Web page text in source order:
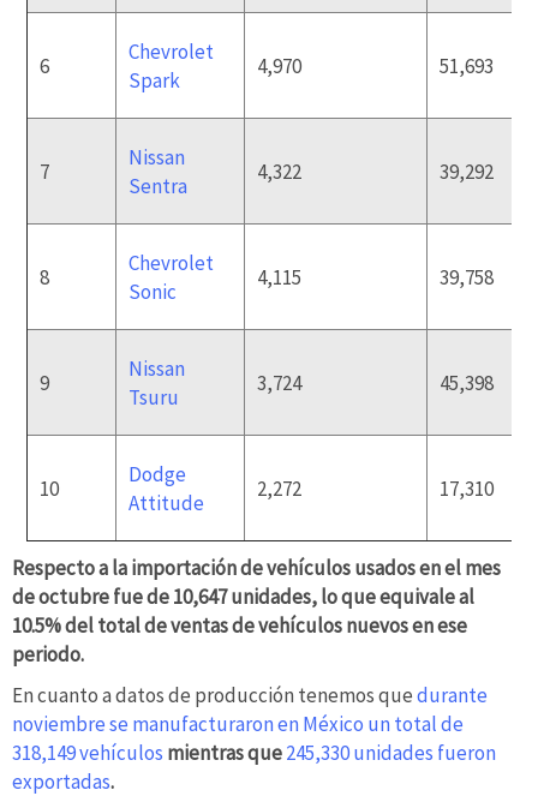
6
Chevrolet
Spark
4,970 51,693
7
Nissan
Sentra
4,322 39,292
8
Chevrolet
Sonic
4,115 39,758
9
Nissan
Tsuru
3,724 45,398
10
Dodge
Attitude
2,272 17,310
Respecto a la importación de vehículos usados en el mes
de octubre fue de 10,647 unidades, lo que equivale al
10.5% del total de ventas de vehículos nuevos en ese
periodo.
En cuanto a datos de producción tenemos quedurante
noviembrese manufacturaron en México un total de
318,149 vehículos mientras que245,330 unidades fueron
exportadas.